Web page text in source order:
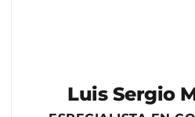
Luis Sergio